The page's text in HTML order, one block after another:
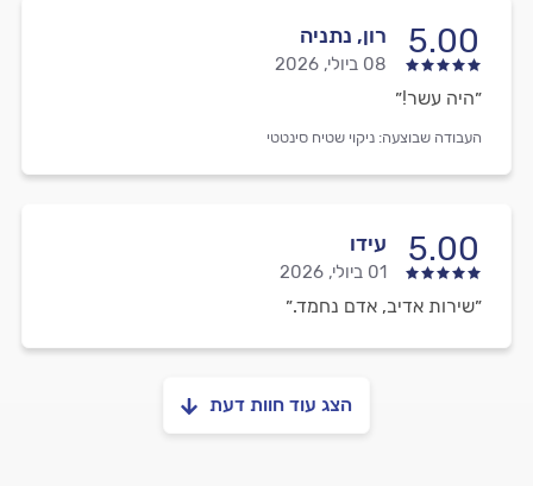
5.00 רון, נתניה
08 ביולי, 2026
״היה עשר!״
העבודה שבוצעה: ניקוי שטיח סינטטי
5.00 עידו
01 ביולי, 2026
״שירות אדיב, אדם נחמד.״
הצג עוד חוות דעת